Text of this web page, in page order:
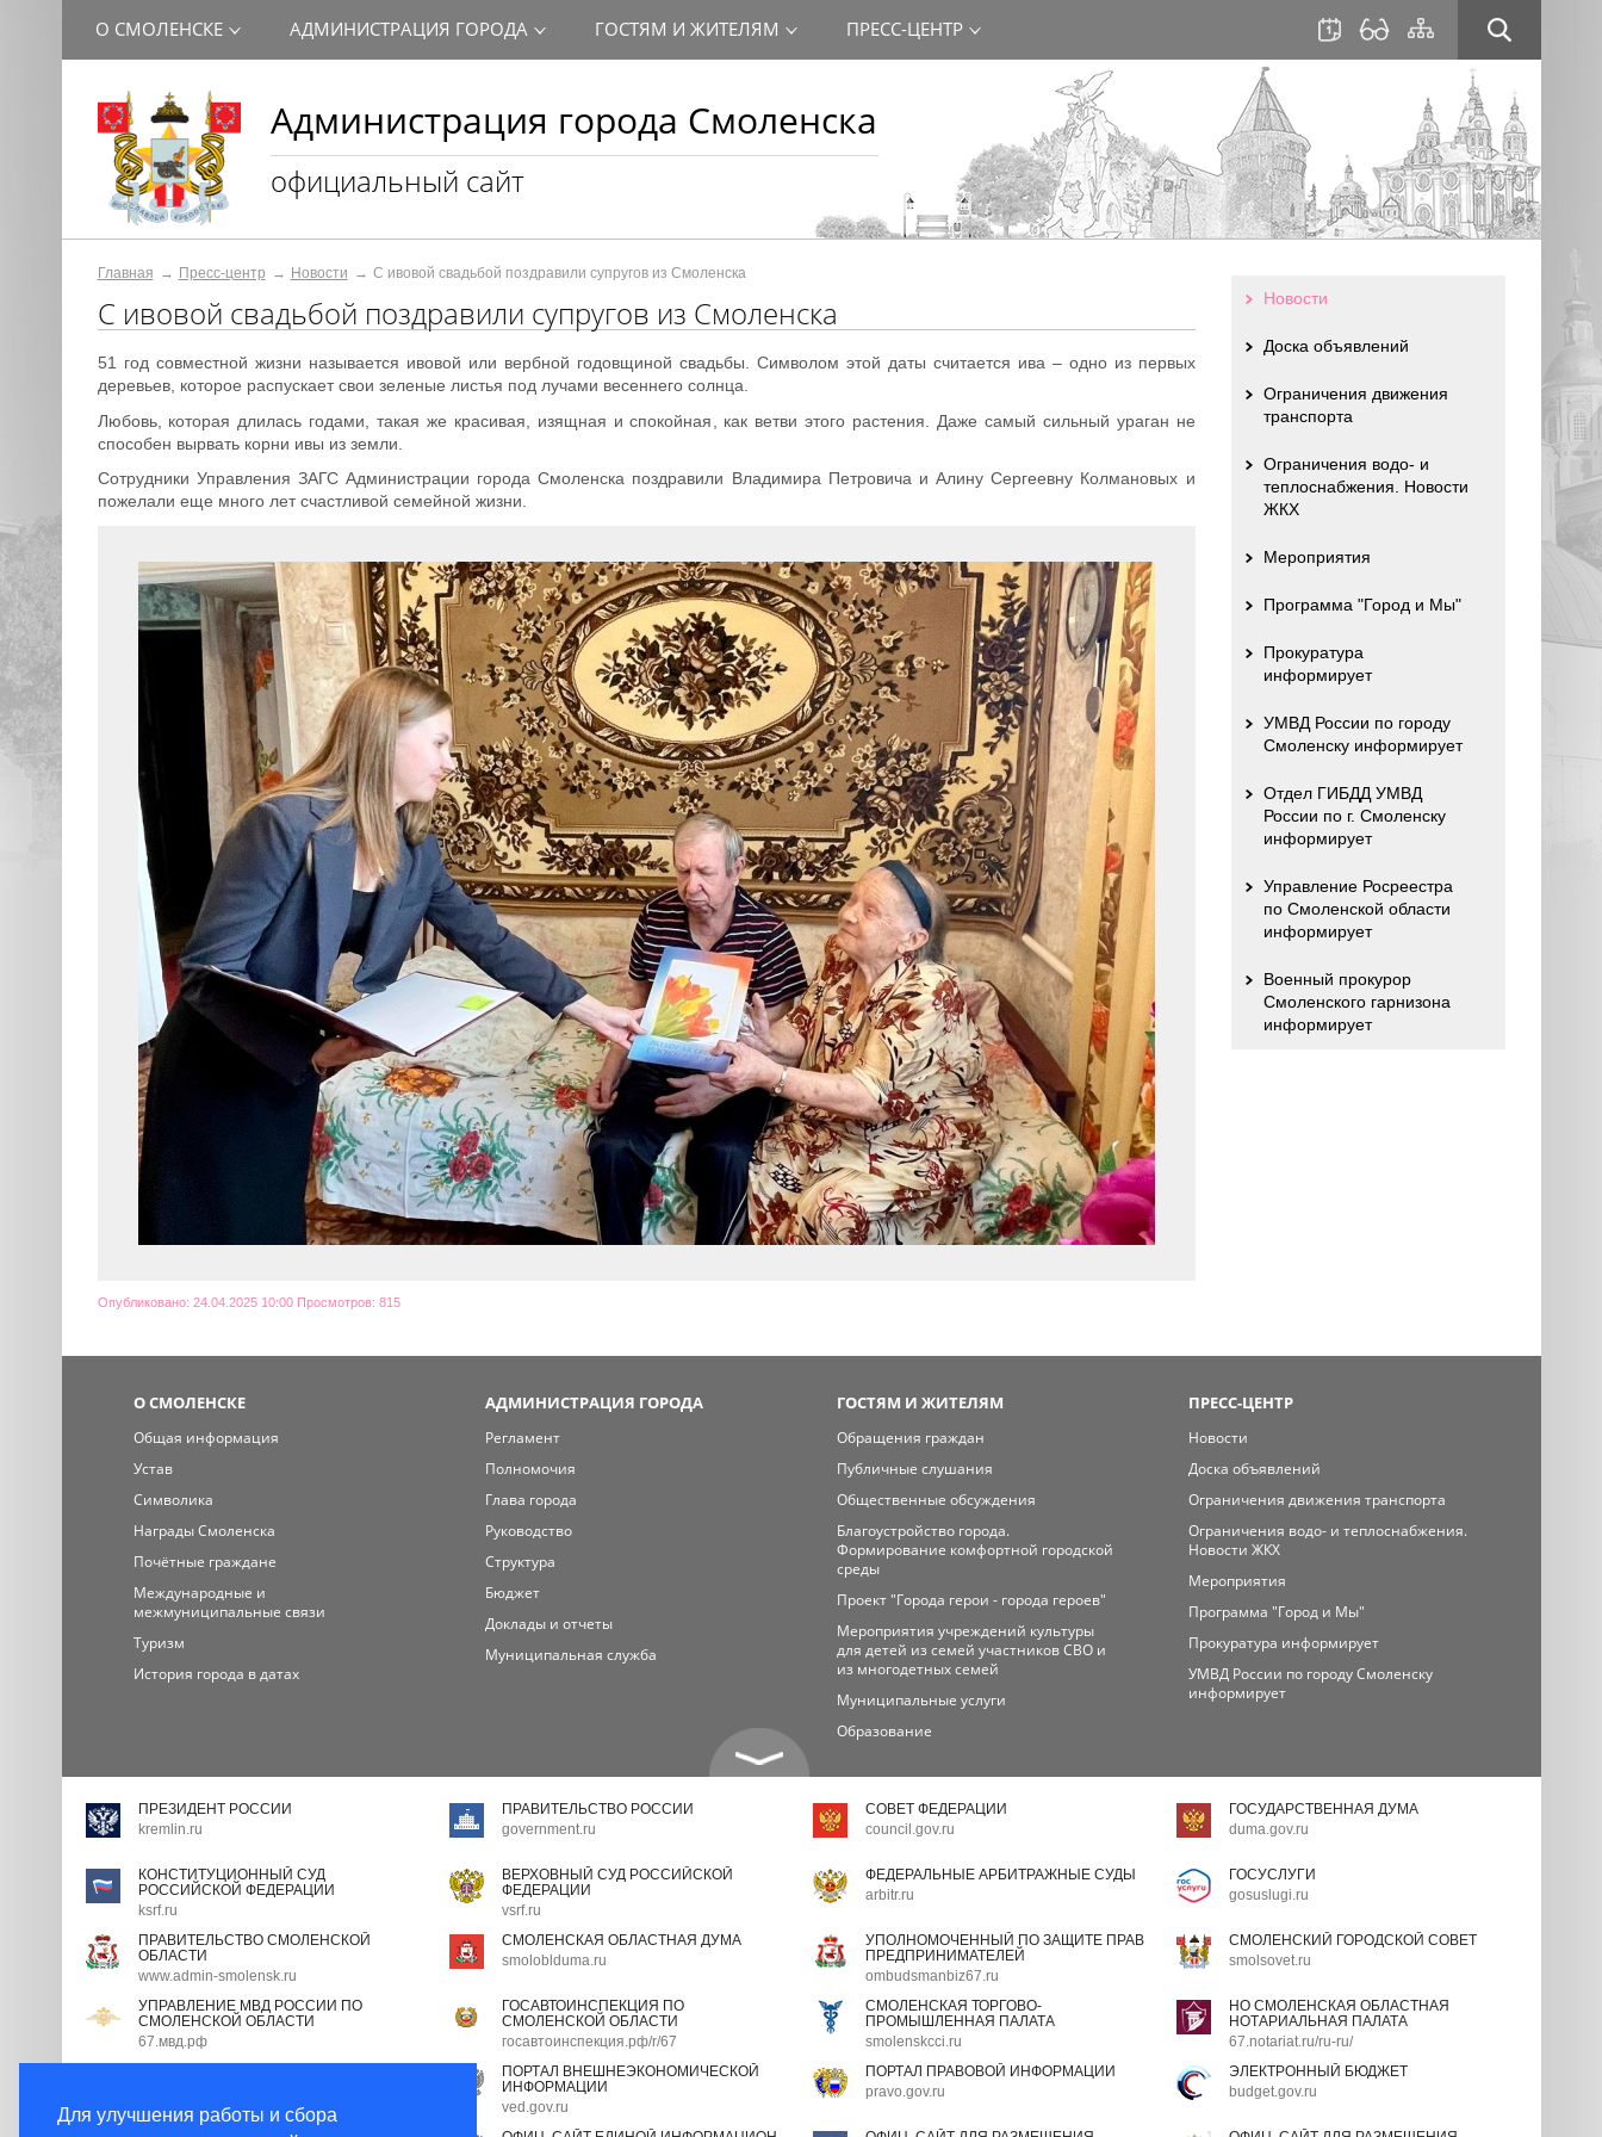
Для улучшения работы и сбора
Администрация города Смоленска
официальный сайт
О СМОЛЕНСКЕ АДМИНИСТРАЦИЯ ГОРОДА ГОСТЯМ И ЖИТЕЛЯМ ПРЕСС-ЦЕНТР
Главная Пресс-центр Новости С ивовой свадьбой поздравили супругов из Смоленска
С ивовой свадьбой поздравили супругов из Смоленска
51 год совместной жизни называется ивовой или вербной годовщиной свадьбы. Символом этой даты считается ива – одно из первых
деревьев, которое распускает свои зеленые листья под лучами весеннего солнца.
Любовь, которая длилась годами, такая же красивая, изящная и спокойная, как ветви этого растения. Даже самый сильный ураган не
способен вырвать корни ивы из земли.
Сотрудники Управления ЗАГС Администрации города Смоленска поздравили Владимира Петровича и Алину Сергеевну Колмановых и
пожелали еще много лет счастливой семейной жизни.
Опубликовано: 24.04.2025 10:00 Просмотров: 815
Новости
Доска объявлений
Ограничения движения
транспорта
Ограничения водо- и
теплоснабжения. Новости
ЖКХ
Мероприятия
Программа "Город и Мы"
Прокуратура
информирует
УМВД России по городу
Смоленску информирует
Отдел ГИБДД УМВД
России по г. Смоленску
информирует
Управление Росреестра
по Смоленской области
информирует
Военный прокурор
Смоленского гарнизона
информирует
О СМОЛЕНСКЕ
Общая информация
Устав
Символика
Награды Смоленска
Почётные граждане
Международные и
межмуниципальные связи
Туризм
История города в датах
АДМИНИСТРАЦИЯ ГОРОДА
Регламент
Полномочия
Глава города
Руководство
Структура
Бюджет
Доклады и отчеты
Муниципальная служба
ГОСТЯМ И ЖИТЕЛЯМ
Обращения граждан
Публичные слушания
Общественные обсуждения
Благоустройство города.
Формирование комфортной городской
среды
Проект "Города герои - города героев"
Мероприятия учреждений культуры
для детей из семей участников СВО и
из многодетных семей
Муниципальные услуги
Образование
ПРЕСС-ЦЕНТР
Новости
Доска объявлений
Ограничения движения транспорта
Ограничения водо- и теплоснабжения.
Новости ЖКХ
Мероприятия
Программа "Город и Мы"
Прокуратура информирует
УМВД России по городу Смоленску
информирует
ПРЕЗИДЕНТ РОССИИ
kremlin.ru
ПРАВИТЕЛЬСТВО РОССИИ
government.ru
СОВЕТ ФЕДЕРАЦИИ
council.gov.ru
ГОСУДАРСТВЕННАЯ ДУМА
duma.gov.ru
КОНСТИТУЦИОННЫЙ СУД
РОССИЙСКОЙ ФЕДЕРАЦИИ
ksrf.ru
ВЕРХОВНЫЙ СУД РОССИЙСКОЙ
ФЕДЕРАЦИИ
vsrf.ru
ФЕДЕРАЛЬНЫЕ АРБИТРАЖНЫЕ СУДЫ
arbitr.ru
ГОСУСЛУГИ
gosuslugi.ru
ПРАВИТЕЛЬСТВО СМОЛЕНСКОЙ
ОБЛАСТИ
www.admin-smolensk.ru
СМОЛЕНСКАЯ ОБЛАСТНАЯ ДУМА
smoloblduma.ru
УПОЛНОМОЧЕННЫЙ ПО ЗАЩИТЕ ПРАВ
ПРЕДПРИНИМАТЕЛЕЙ
ombudsmanbiz67.ru
СМОЛЕНСКИЙ ГОРОДСКОЙ СОВЕТ
smolsovet.ru
УПРАВЛЕНИЕ МВД РОССИИ ПО
СМОЛЕНСКОЙ ОБЛАСТИ
67.мвд.рф
ГОСАВТОИНСПЕКЦИЯ ПО
СМОЛЕНСКОЙ ОБЛАСТИ
госавтоинспекция.рф/r/67
СМОЛЕНСКАЯ ТОРГОВО-
ПРОМЫШЛЕННАЯ ПАЛАТА
smolenskcci.ru
НО СМОЛЕНСКАЯ ОБЛАСТНАЯ
НОТАРИАЛЬНАЯ ПАЛАТА
67.notariat.ru/ru-ru/
gossluzhba.gov.ru
ПОРТАЛ ВНЕШНЕЭКОНОМИЧЕСКОЙ
ИНФОРМАЦИИ
ved.gov.ru
ПОРТАЛ ПРАВОВОЙ ИНФОРМАЦИИ
pravo.gov.ru
ЭЛЕКТРОННЫЙ БЮДЖЕТ
budget.gov.ru